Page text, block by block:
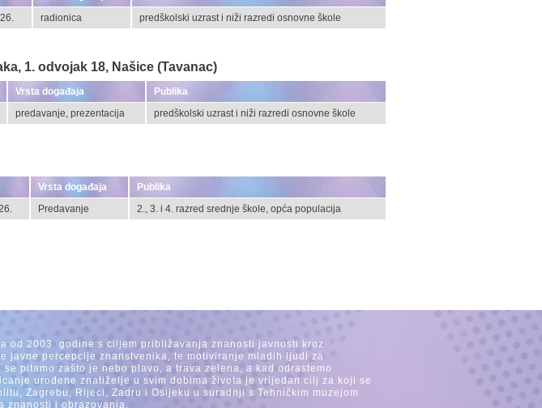
radionica predškolski uzrast i niži razredi osnovne škole
1. odvojak 18, Našice (Tavanac)
Vrsta događaja
Publika
predavanje, prezentacija predškolski uzrast i niži razredi osnovne škole
Vrsta događaja
Publika
Predavanje 2., 3. i 4. razred srednje škole, opća populacija
od 2003. godine s ciljem približavanja znanosti javnosti kroz
javne percepcije znanstvenika, te motiviranje mladih ljudi za
pitamo zašto je nebo plavo, a trava zelena, a kad odrastemo
urođene znatiželje u svim dobima života je vrijedan cilj za koji se
Zagrebu, Rijeci, Zadru i Osijeku u suradnji s Tehničkim muzejom
znanosti i obrazovanja.